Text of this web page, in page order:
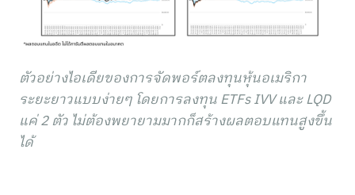
ตัวอย่างไอเดียของการจัดพอร์ตลงทุนหุ้นอเมริกา
ระยะยาวแบบง่ายๆ โดยการลงทุน ETFs IVV และ LQD
แค่ 2 ตัว ไม่ต้องพยายามมากก็สร้างผลตอบแทนสูงขึ้น
ได้